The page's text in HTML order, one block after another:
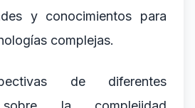
y conocimientos para
complejas.
de diferentes